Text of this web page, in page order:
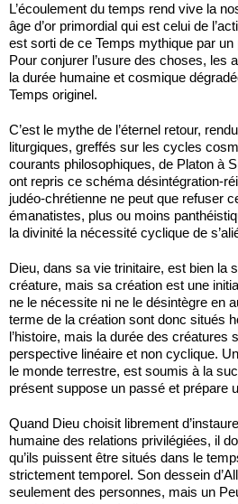
L’écou­lement du temps rend vive la
âge d’or primordial qui est celui de
est sorti de ce Temps mythique par
Pour conjurer l’usure des choses, les
la durée humaine et cosmique
Temps originel.
C’est le mythe de l’éternel retour,
liturgiques, greffés sur les cycles
courants philosophiques, de Platon à
ont repris ce schéma désintégration-
judéo-chré­tienne ne peut que refuser
émanatistes, plus ou moins
la divinité la nécessité cyclique de
Dieu, dans sa vie trinitaire, est bien la
créature, mais sa création est une
ne le nécessite ni ne le désintègre en
terme de la création sont donc situés
l’histoire, mais la durée des créatures
perspective linéaire et non cyclique.
le monde terrestre, est soumis à la
présent suppose un passé et prépare
Quand Dieu choisit librement
humaine des relations privilégiées, il
qu’ils puissent être situés dans le
strictement temporel. Son dessein
seulement des personnes, mais un